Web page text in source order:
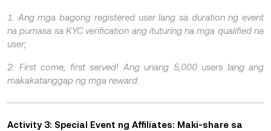
1. Ang mga bagong registered user lang sa duration ng event
na pumasa sa KYC verification ang ituturing na mga qualified na
user;
2. First come, first served! Ang unang 5,000 users lang ang
makakatanggap ng mga reward.
Activity 3: Special Event ng Affiliates: Maki-share sa